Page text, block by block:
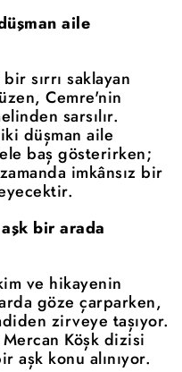
aile
sırrı saklayan
Cemre'nin
sarsılır.
düşman aile
baş gösterirken;
imkânsız bir
bir arada
ve hikayenin
göze çarparken,
zirveye taşıyor.
Köşk dizisi
aşk konu alınıyor.